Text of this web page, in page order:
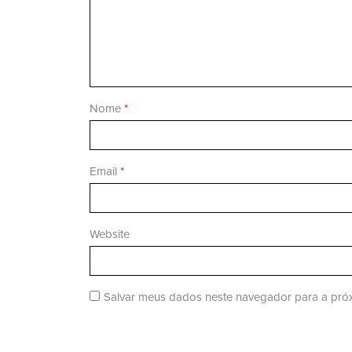
Nome *
Email *
Website
Salvar meus dados neste navegador para a